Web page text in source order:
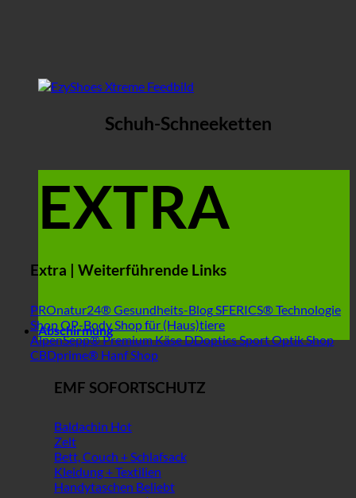
Schuh-Schneeketten
EXTRA
Extra | Weiterführende Links
PROnatur24® Gesundheits-Blog SFERICS® Technologie
ShopOP-Body Shop für (Haus)tiere
AlpenSepp® Premium KäseDDoptics Sport Optik Shop
CBDprime® Hanf Shop
Abschirmung
EMF SOFORTSCHUTZ
Baldachin
Zelt
Bett, Couch + Schlafsack
Kleidung + Textilien
Handytaschen